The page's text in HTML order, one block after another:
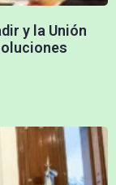
y la Unión